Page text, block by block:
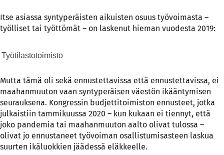
Itse asiassa syntyperäisten aikuisten osuus työvoimasta –
työlliset tai työttömät – on laskenut hieman vuodesta 2019:
Työtilastotoimisto
Mutta tämä oli sekä ennustettavissa että ennustettavissa, ei
maahanmuuton vaan syntyperäisen väestön ikääntymisen
seurauksena. Kongressin budjettitoimiston ennusteet, jotka
julkaistiin tammikuussa 2020 – kun kukaan ei tiennyt, että
joko pandemia tai maahanmuuton aalto olivat tulossa –
olivat jo ennustaneet työvoiman osallistumisasteen laskua
suurten ikäluokkien jäädessä eläkkeelle.